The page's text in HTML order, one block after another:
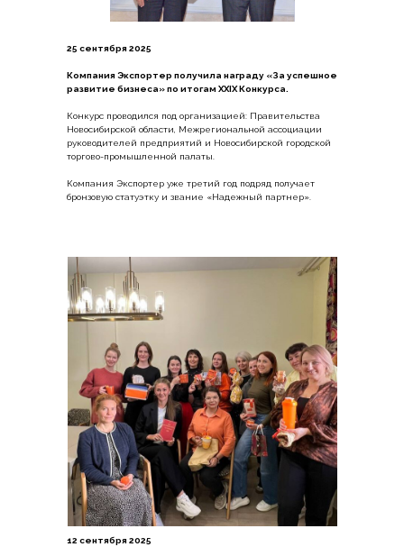
25 сентября 2025
Компания Экспортер получила награду «За успешное
развитие бизнеса» по итогам XXIX Конкурса.
Конкурс проводился под организацией: Правительства
Новосибирской области, Межрегиональной ассоциации
руководителей предприятий и Новосибирской городской
торгово-промышленной палаты.
Компания Экспортер уже третий год подряд получает
бронзовую статуэтку и звание «Надежный партнер».
12 сентября 2025